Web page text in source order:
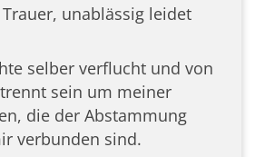
unablässig leidet
selber verflucht und von
sein um meiner
die der Abstammung
verbunden sind.